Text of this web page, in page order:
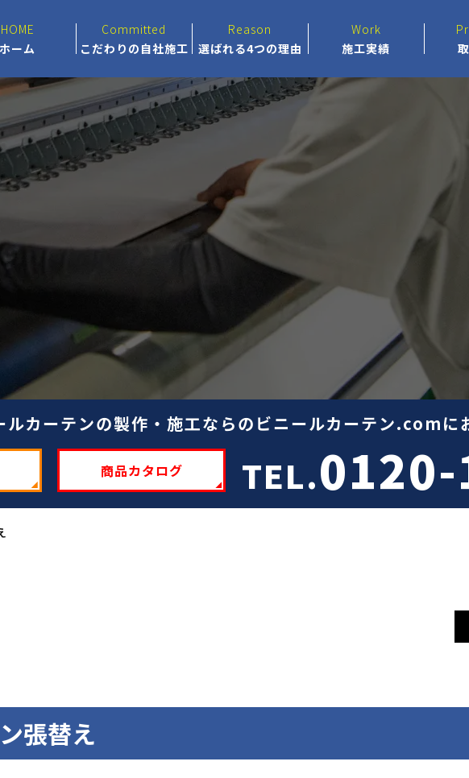
HOME
ホーム
Committed
こだわりの自社施工
Reason
選ばれる4つの理由
Work
施工実績
カーテンの製作・施工ならのビニールカーテン.comに
商品カタログ TEL.
張替え